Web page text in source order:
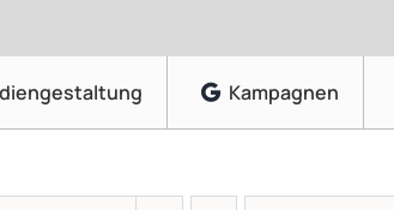
Grafikdesign
Kampagnen